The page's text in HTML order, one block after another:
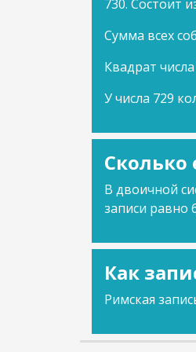
730. Состоит
Сумма всех
Квадрат
У числа 729
Сколько
В двоичной
записи равно
Как
Римская